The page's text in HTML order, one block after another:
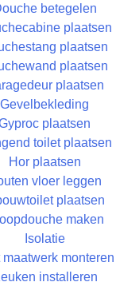
betegelen
plaatsen
plaatsen
plaatsen
plaatsen
Gevelbekleding
plaatsen
toilet plaatsen
Hor plaatsen
vloer leggen
plaatsen
maken
Isolatie
maatwerk monteren
installeren